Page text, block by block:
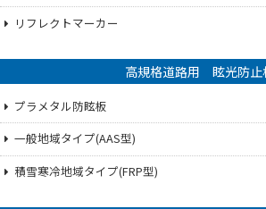
リフレクトマーカー
高規格道路用 眩光防止
プラメタル防眩板
一般地域タイプ(AAS型)
積雪寒冷地域タイプ(FRP型)